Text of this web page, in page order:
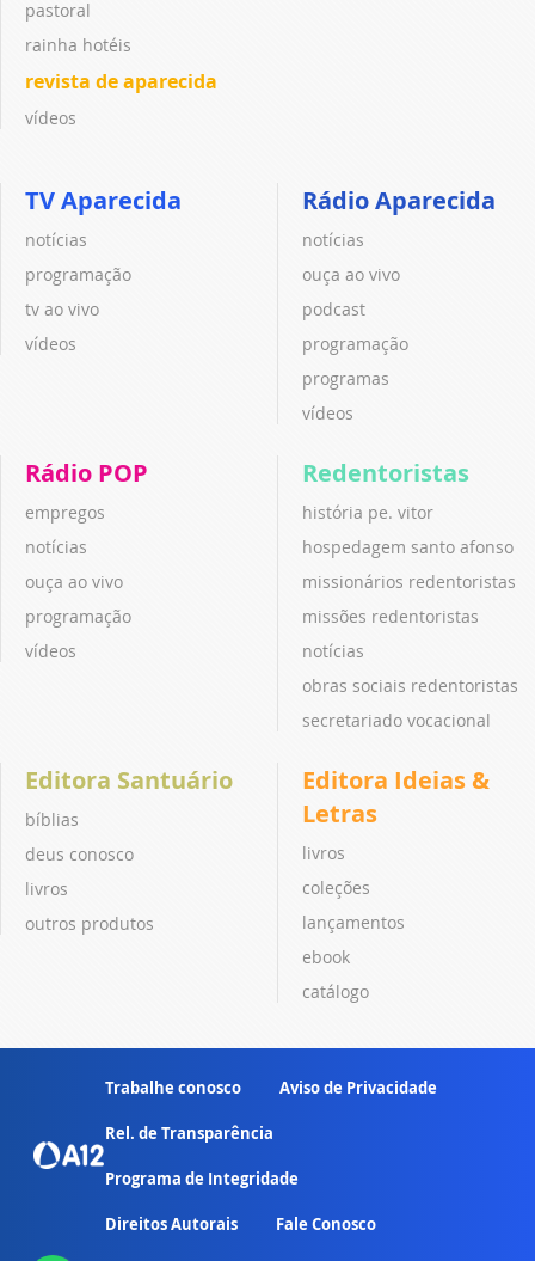
pastoral
rainha hotéis
revista de aparecida
vídeos
TV Aparecida
notícias
programação
tv ao vivo
vídeos
Rádio Aparecida
notícias
ouça ao vivo
podcast
programação
programas
vídeos
Rádio POP
empregos
notícias
ouça ao vivo
programação
vídeos
Redentoristas
história pe. vitor
hospedagem santo afonso
missionários redentoristas
missões redentoristas
notícias
obras sociais redentoristas
secretariado vocacional
Editora Santuário
bíblias
deus conosco
livros
outros produtos
Editora Ideias &
Letras
livros
coleções
lançamentos
ebook
catálogo
Trabalhe conosco Aviso de Privacidade
Rel. de Transparência
Programa de Integridade
Direitos Autorais Fale Conosco